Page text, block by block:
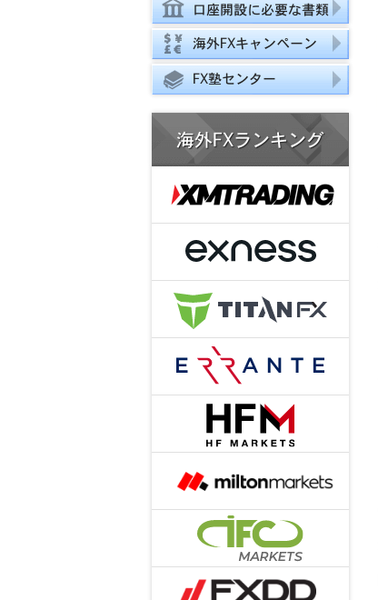
口座開設に必要な書類
海外FXキャンペーン
FX塾センター
海外FXランキング